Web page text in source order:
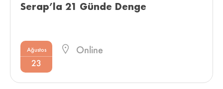
Serap’la 21 Günde Denge
Ağustos
23
Online